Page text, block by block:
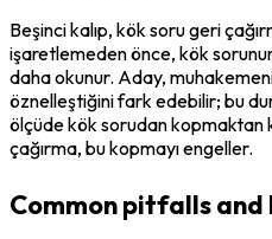
Beşinci kalıp, kök soru geri
işaretlemeden önce, kök
daha okunur. Aday,
öznelleştiğini fark edebilir; bu
ölçüde kök sorudan kopmaktan
çağırma, bu kopmayı engeller.
Common pitfalls